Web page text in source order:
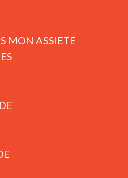
MON ASSIETE